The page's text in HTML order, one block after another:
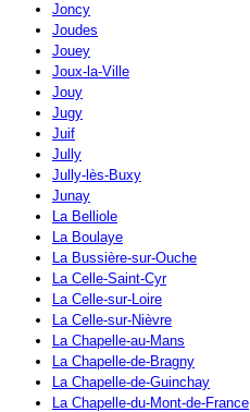
Joncy
Joudes
Jouey
Joux-la-Ville
Jouy
Jugy
Juif
Jully
Jully-lès-Buxy
Junay
La Belliole
La Boulaye
La Bussière-sur-Ouche
La Celle-Saint-Cyr
La Celle-sur-Loire
La Celle-sur-Nièvre
La Chapelle-au-Mans
La Chapelle-de-Bragny
La Chapelle-de-Guinchay
La Chapelle-du-Mont-de-France